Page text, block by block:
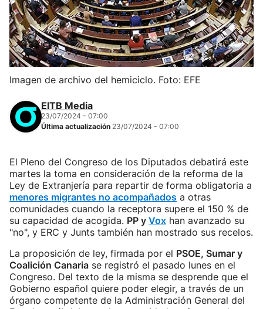
Imagen de archivo del hemiciclo. Foto: EFE
EITB Media
23/07/2024 - 07:00
Última actualización 23/07/2024 - 07:00
El Pleno del Congreso de los Diputados debatirá este
martes la toma en consideración de la reforma de la
Ley de Extranjería para repartir de forma obligatoria a
menores migrantes no acompañados a otras
comunidades cuando la receptora supere el 150 % de
su capacidad de acogida. PP y Vox han avanzado su
"no", y ERC y Junts también han mostrado sus recelos.
La proposición de ley, firmada por el PSOE, Sumar y
Coalición Canaria se registró el pasado lunes en el
Congreso. Del texto de la misma se desprende que el
Gobierno español quiere poder elegir, a través de un
órgano competente de la Administración General del